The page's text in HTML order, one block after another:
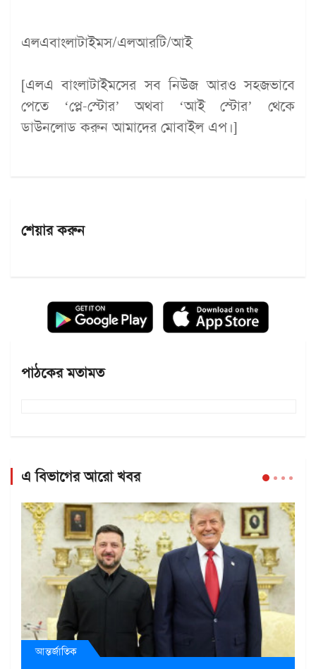
এলএবাংলাটাইমস/এলআরটি/আই
[এলএ বাংলাটাইমসের সব নিউজ আরও সহজভাবে
পেতে ‘প্লে-স্টোর’ অথবা ‘আই স্টোর’ থেকে
ডাউনলোড করুন আমাদের মোবাইল এপ।]
শেয়ার করুন
পাঠকের মতামত
এ বিভাগের আরো খবর
আন্তর্জাতিক